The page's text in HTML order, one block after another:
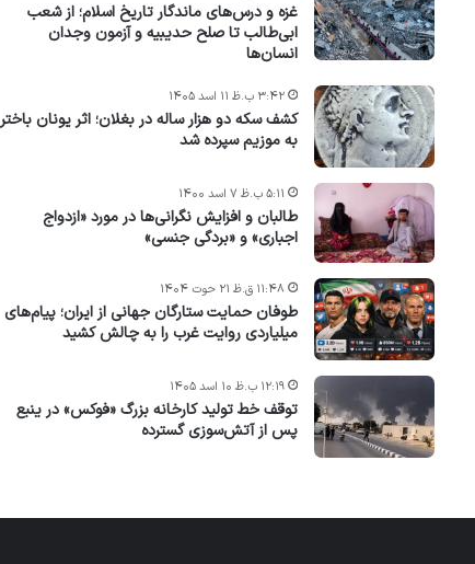
غزه و درس‌های ماندگار تاریخ اسلام؛ از شعب
ابی‌طالب تا صلح حدیبیه و آزمون وجدان
انسان‌ها
کشف سکه دو هزار ساله در بغلان؛ اثر یونان باختر
به موزیم سپرده شد
۳:۴۲ ب.ظ ۱۱ اسد ۱۴۰۵
طالبان و افزایش نگرانی‌ها در مورد «ازدواج
اجباری» و «بردگی جنسی»
۵:۱۱ ب.ظ ۷ اسد ۱۴۰۰
طوفان حمایت ستارگان جهانی از ایران؛ پیام‌های
میلیاردی روایت غرب را به چالش کشید
۱۱:۴۸ ق.ظ ۲۱ حوت ۱۴۰۴
توقف خط تولید کارخانه بزرگ «فوکس» در ینبع
پس از آتش‌سوزی گسترده
۱۲:۱۹ ب.ظ ۱۰ اسد ۱۴۰۵